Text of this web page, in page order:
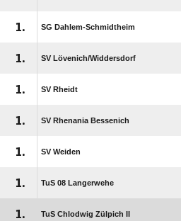
1. SG Dahlem-Schmidtheim
1. SV Lövenich/​Widdersdorf
1. SV Rheidt
1. SV Rhenania Bessenich
1. SV Weiden
1. TuS 08 Langerwehe
1. TuS Chlodwig Zülpich II